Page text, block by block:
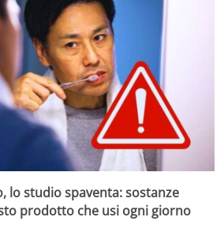
lo studio spaventa: sostanze
prodotto che usi ogni giorno